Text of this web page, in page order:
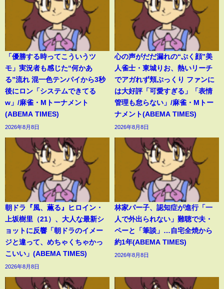
「優勝する時ってこういうツ
モ」実況者も感じた“何かあ
る”流れ 混一色テンパイから3秒
後にロン「システムできてる
w」/麻雀・Mトーナメント
(ABEMA TIMES)
2026年8月8日
心の声がだだ漏れの“ぷく顔”美
人雀士・東城りお、熱いリーチ
でアガれず頬ぷっくり ファンに
は大好評「可愛すぎる」「表情
管理も怠らない」/麻雀・Mトー
ナメント(ABEMA TIMES)
2026年8月8日
朝ドラ『風、薫る』ヒロイン・
上坂樹里（21）、大人な最新シ
ョットに反響「朝ドラのイメー
ジと違って、めちゃくちゃかっ
こいい」(ABEMA TIMES)
2026年8月8日
林家パー子、認知症が進行「一
人で外出られない」難聴で夫・
ペーと「筆談」…自宅全焼から
約1年(ABEMA TIMES)
2026年8月8日